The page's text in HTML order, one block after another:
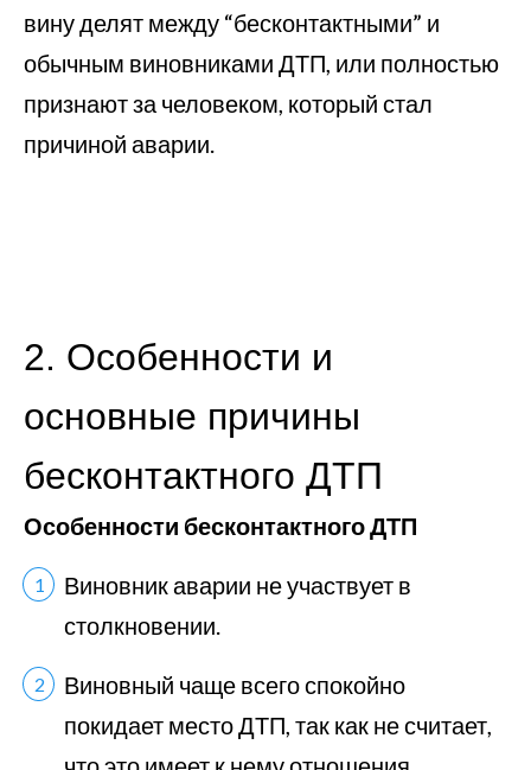
вину делят между “бесконтактными” и
обычным виновниками ДТП, или полностью
признают за человеком, который стал
причиной аварии.
2. Особенности и
основные причины
бесконтактного ДТП
Особенности бесконтактного ДТП
Виновник аварии не участвует в
столкновении.
Виновный чаще всего спокойно
покидает место ДТП, так как не считает,